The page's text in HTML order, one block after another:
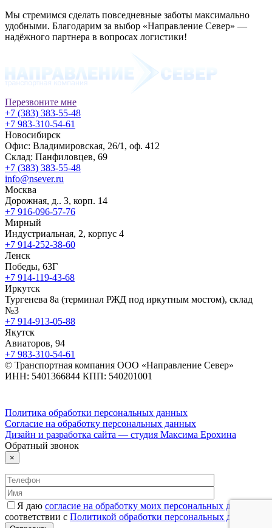
Мы стремимся сделать повседневные заботы максимально
удобными. Благодарим за выбор «Направление Север» —
надёжного партнера в вопросах логистики!
Перезвоните мне
+7 (383) 383-55-48
+7 983-310-54-61
Новосибирск
Офис: Владимировская, 26/1, оф. 412
Склад: Панфиловцев, 69
+7 (383) 383-55-48
info@nsever.ru
Москва
Дорожная, д.. 3, корп. 14
+7 916-096-57-76
Мирный
Индустриальная, 2, корпус 4
+7 914-252-38-60
Ленск
Победы, 63Г
+7 914-119-43-68
Иркутск
Тургенева 8а (терминал РЖД под иркутным мостом), склад
№3
+7 914-913-05-88
Якутск
Авиаторов, 94
+7 983-310-54-61
© Транспортная компания ООО «Направление Север»
ИНН: 5401366844 КПП: 540201001
Политика обработки персональных данных
Согласие на обработку персональных данных
Дизайн и разработка сайта — студия Максима Ерохина
Обратный звонок
×
Я даю согласие на обработку моих персональных данных
соответствии с Политикой обработки персональных данных